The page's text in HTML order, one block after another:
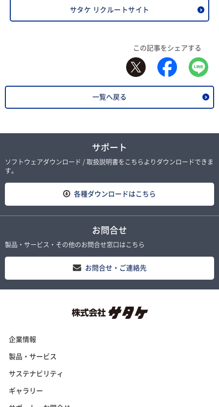
サタケ リクルートサイト
この記事をシェアする
一覧へ戻る
サポート
ソフトウェアダウンロード / 取扱説明書をこちらよりダウンロードできま
す。
各種ダウンロードはこちら
お問合せ
製品・サービス・その他のお問合せ窓口はこちら
お問合せ・ご連絡先
企業情報
製品・サービス
サステナビリティ
ギャラリー